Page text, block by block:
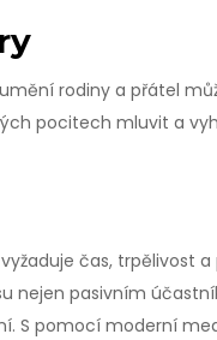
rodiny a přátel
pocitech mluvit a
čas, trpělivost
nejen pasivním
S pomocí moderní